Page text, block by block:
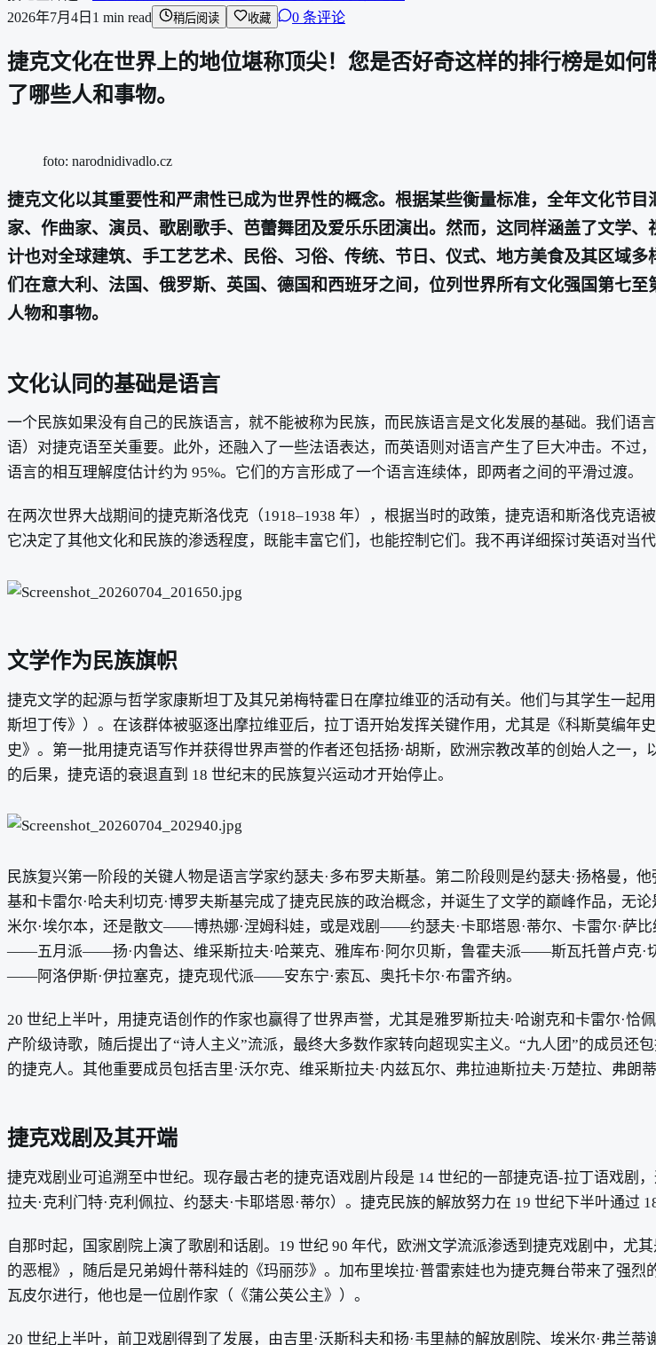
2026年7月4日 1 min read 稍后阅读 收藏 0 条评论
捷克文化在世界上的地位堪称顶尖！您是否好奇这样的排行榜是如
了哪些人和事物。
foto: narodnidivadlo.cz
捷克文化以其重要性和严肃性已成为世界性的概念。根据某些衡量标准，全年文化节
家、作曲家、演员、歌剧歌手、芭蕾舞团及爱乐乐团演出。然而，这同样涵盖了文学
计也对全球建筑、手工艺艺术、民俗、习俗、传统、节日、仪式、地方美食及其区域
们在意大利、法国、俄罗斯、英国、德国和西班牙之间，位列世界所有文化强国第七
人物和事物。
文化认同的基础是语言
一个民族如果没有自己的民族语言，就不能被称为民族，而民族语言是文化发展的基础。我们
语）对捷克语至关重要。此外，还融入了一些法语表达，而英语则对语言产生了巨大冲击。不
语言的相互理解度估计约为 95%。它们的方言形成了一个语言连续体，即两者之间的平滑过渡。
在两次世界大战期间的捷克斯洛伐克（1918–1938 年），根据当时的政策，捷克语和斯洛伐克语
它决定了其他文化和民族的渗透程度，既能丰富它们，也能控制它们。我不再详细探讨英语对当
文学作为民族旗帜
捷克文学的起源与哲学家康斯坦丁及其兄弟梅特霍日在摩拉维亚的活动有关。他们与其学生一
斯坦丁传》）。在该群体被驱逐出摩拉维亚后，拉丁语开始发挥关键作用，尤其是《科斯莫编
史》。第一批用捷克语写作并获得世界声誉的作者还包括扬·胡斯，欧洲宗教改革的创始人之一
的后果，捷克语的衰退直到 18 世纪末的民族复兴运动才开始停止。
民族复兴第一阶段的关键人物是语言学家约瑟夫·多布罗夫斯基。第二阶段则是约瑟夫·扬格曼，
基和卡雷尔·哈夫利切克·博罗夫斯基完成了捷克民族的政治概念，并诞生了文学的巅峰作品，无
米尔·埃尔本，还是散文——博热娜·涅姆科娃，或是戏剧——约瑟夫·卡耶塔恩·蒂尔、卡雷尔·萨
——五月派——扬·内鲁达、维采斯拉夫·哈莱克、雅库布·阿尔贝斯，鲁霍夫派——斯瓦托普卢克·
——阿洛伊斯·伊拉塞克，捷克现代派——安东宁·索瓦、奥托卡尔·布雷齐纳。
20 世纪上半叶，用捷克语创作的作家也赢得了世界声誉，尤其是雅罗斯拉夫·哈谢克和卡雷尔·
产阶级诗歌，随后提出了“诗人主义”流派，最终大多数作家转向超现实主义。“九人团”的成员还
的捷克人。其他重要成员包括吉里·沃尔克、维采斯拉夫·内兹瓦尔、弗拉迪斯拉夫·万楚拉、弗朗蒂
捷克戏剧及其开端
捷克戏剧业可追溯至中世纪。现存最古老的捷克语戏剧片段是 14 世纪的一部捷克语-拉丁语戏剧
拉夫·克利门特·克利佩拉、约瑟夫·卡耶塔恩·蒂尔）。捷克民族的解放努力在 19 世纪下半叶通过
自那时起，国家剧院上演了歌剧和话剧。19 世纪 90 年代，欧洲文学流派渗透到捷克戏剧中，尤
的恶棍》，随后是兄弟姆什蒂科娃的《玛丽莎》。加布里埃拉·普雷索娃也为捷克舞台带来了强
瓦皮尔进行，他也是一位剧作家（《蒲公英公主》）。
20 世纪上半叶，前卫戏剧得到了发展，由吉里·沃斯科夫和扬·韦里赫的解放剧院、埃米尔·弗兰